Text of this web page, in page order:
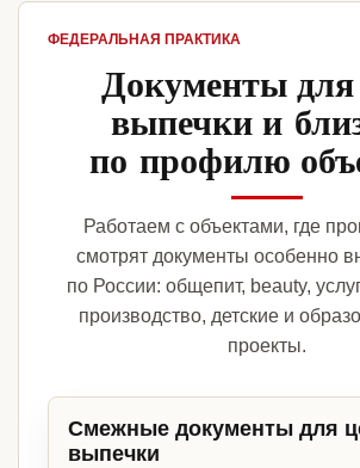
ФЕДЕРАЛЬНАЯ ПРАКТИКА
Документы для
выпечки и
по профилю
Работаем с объектами, где
смотрят документы особенно
по России: общепит, beauty,
производство, детские и
проекты.
Смежные документы для
выпечки